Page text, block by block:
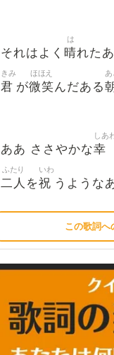
それはよく 晴
は
れた
君
きみ
が微笑
ほほえ
んだある
あ
ああ ささやかな幸
しあ
二人
ふたり
を祝
いわ
うような
この歌詞へ